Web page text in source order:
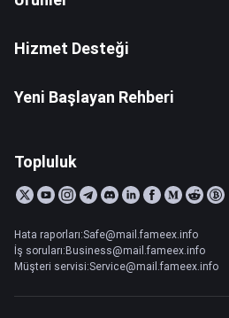
Hizmet Desteği
Yeni Başlayan Rehberi
Topluluk
Hata raporları:Safe@mail.fameex.info
İş soruları:Business@mail.fameex.info
Müşteri servisi:Service@mail.fameex.info